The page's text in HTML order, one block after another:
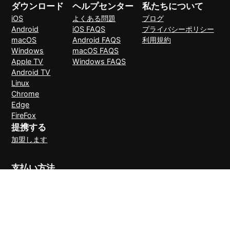
ダウンロード
iOS
Android
macOS
Windows
Apple TV
Android TV
Linux
Chrome
Edge
FireFox
ヘルプセンター
よくある問題
iOS FAQS
Android FAQS
macOS FAQS
Windows FAQS
私たちについて
ブログ
プライバシーポリシー
利用規約
提携する
加盟します
支払い方法